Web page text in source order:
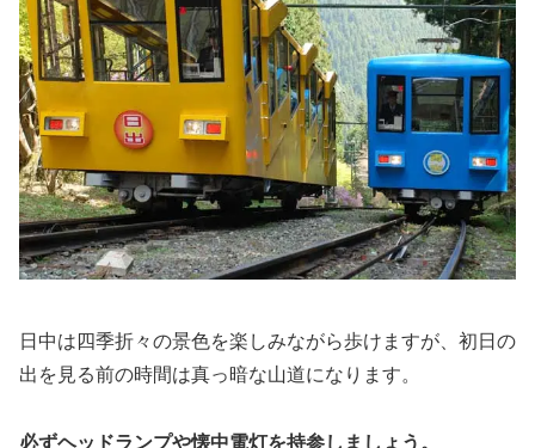
日中は四季折々の景色を楽しみながら歩けますが、初日の
出を見る前の時間は真っ暗な山道になります。
必ずヘッドランプや懐中電灯を持参しましょう。